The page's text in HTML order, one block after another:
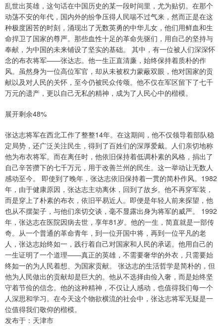
乱世出英雄，这句话在中国历史的某一段时间里，尤为贴切。在那个
动荡不安的年代，国内外的纷争压得人民喘不过气来，然而正是在这
种极度困苦的时刻，涌现出了无数英勇的中华儿女，他们用鲜血和生
命捍卫了国家的尊严。那些血性十足的革命先驱们，用自己的坚持与
奉献，为中国的未来铺设了坚实的基础。 其中，有一位被人们深深怀
念的布衣将军——张达志。他一生正直清廉，始终保持着质朴的作
风。虽然身为一位高位军官，却从未被权力蒙蔽双眼，他对国家的贡
献以及对人民的关怀，至今仍被民众传颂。他不仅在军区留下了七千
万元的遗产，更以自己无私的精神，成为了人民心中的楷模。
展开剩余48%
张达志将军在西北工作了整整14年。在这期间，他不仅领导着部队稳
定局势，还广泛关注民生，得到了百姓们的深厚爱戴。人们亲切地称
他为布衣将军。而在离任时，他依旧保持着低调朴素的风格，捐出了
自己辛苦攒下的七千万元，用于改善兰州的民生。这一举动让无数人
感动至今。 即使到了晚年，张达志依旧保持着一贯的简朴作风。1982
年，由于健康原因，张达志主动离休，回到了故乡。他不再穿军装，
而是穿上了朴素的布衣，依旧平易近人。即便是年轻人前来探望，他
也从不摆架子，与他们亲切交谈，毫不显露出身为将军的威严。 1992
年，张达志在医院因病去世，享年81岁。他的一生，简直就是一部传
奇。从一个普通的革命青年，到一位开国中将，再到一位平凡的老
人，张达志始终如一，践行着自己对国家和人民的承诺。他用自己的
一生证明了一个道理——真正的英雄，不需要奢华的外衣，只需要始
终如一的为人民着想、为国家贡献。 张达志的生活哲学是简朴的，但
他为人民做出的贡献却是巨大的。他从不选择由俭入奢，而是始终坚
守着节俭的信念。他的这种精神，不仅让人感动，也值得我们每一个
人深思和学习。在今天这个物欲横流的社会中，张达志将军无疑是一
位值得我们敬仰的楷模。
发布于：天津市